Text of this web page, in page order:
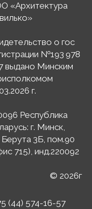
«Архитектура
о гос
№193 978
выдано Минским
г.
Республика
г. Минск,
Берута 3Б, пом.90
715), инд.220092
© 2026г
(44) 574-16-57